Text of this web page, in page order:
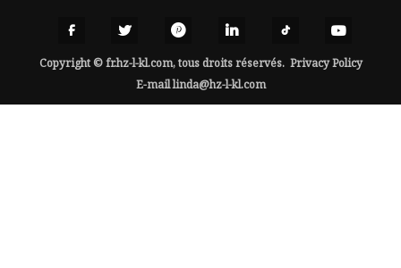
Copyright © fr.hz-l-kl.com, tous droits réservés. Privacy Policy
E-maillinda@hz-l-kl.com